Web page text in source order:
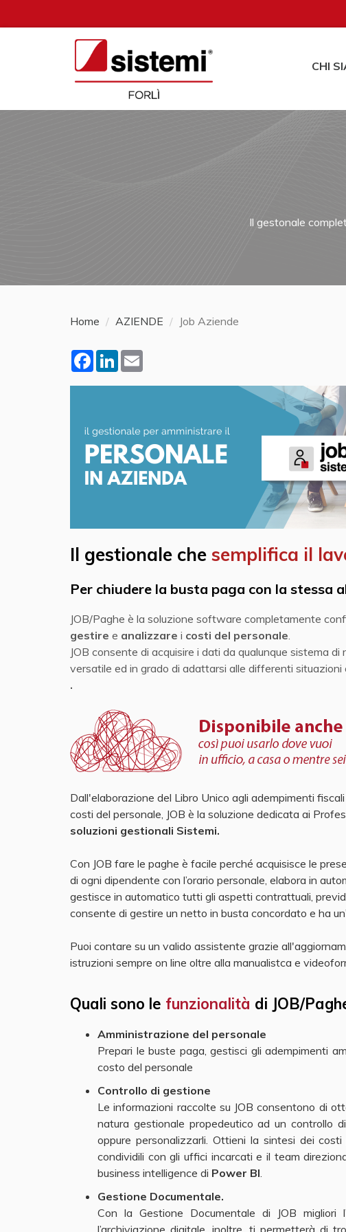
CHI
Il gestonale
Home AZIENDE Job Aziende
Facebook
LinkedIn
Il gestionale che semplifica il
Per chiudere la busta paga con la stessa
JOB/Paghe è la soluzione software completamente
gestire e analizzare i costi del personale.
JOB consente di acquisire i dati da qualunque sistema
versatile ed in grado di adattarsi alle differenti situazioni
.
Dall'elaborazione del Libro Unico agli adempimenti
costi del personale, JOB è la soluzione dedicata ai
soluzioni gestionali Sistemi.
Con JOB fare le paghe è facile perché acquisisce le
di ogni dipendente con l’orario personale, elabora in
gestisce in automatico tutti gli aspetti contrattuali,
consente di gestire un netto in busta concordato e ha
Puoi contare su un valido assistente grazie
istruzioni sempre on line oltre alla manualistca e
Quali sono le funzionalità di JOB/
Amministrazione del personale
Prepari le buste paga, gestisci gli adempimenti
costo del personale
Controllo di gestione
Le informazioni raccolte su JOB consentono di
natura gestionale propedeutico ad un controllo
oppure personalizzarli. Ottieni la sintesi dei
condividili con gli uffici incarcati e il team
business intelligence di Power BI.
Gestione Documentale.
Con la Gestione Documentale di JOB migliori
l’archiviazione digitale, inoltre, ti permetterà di